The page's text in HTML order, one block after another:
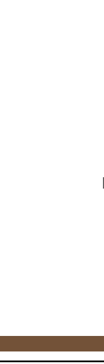
Перейти к